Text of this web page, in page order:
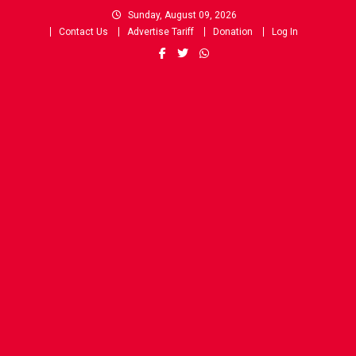
Sunday, August 09, 2026
Contact Us
Advertise Tariff Donation Log In